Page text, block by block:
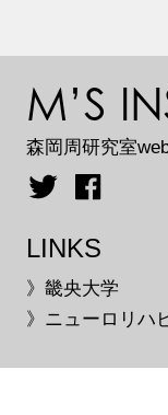
M’S
森岡周研究室
LINKS
》畿央大学
》ニューロリハ